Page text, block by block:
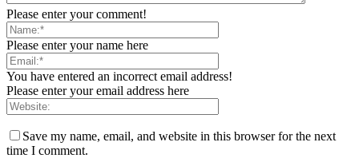
Please enter your comment!
Please enter your name here
You have entered an incorrect email address!
Please enter your email address here
Save my name, email, and website in this browser for the next
time I comment.